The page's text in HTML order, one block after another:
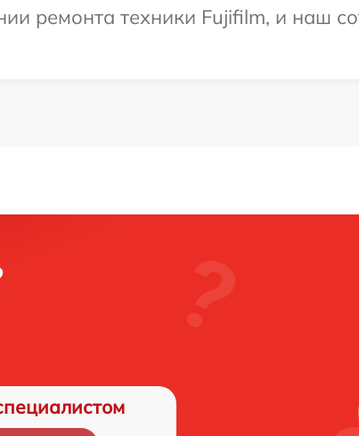
ремонта техники Fujifilm, и наш